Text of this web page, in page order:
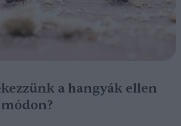
a hangyák ellen